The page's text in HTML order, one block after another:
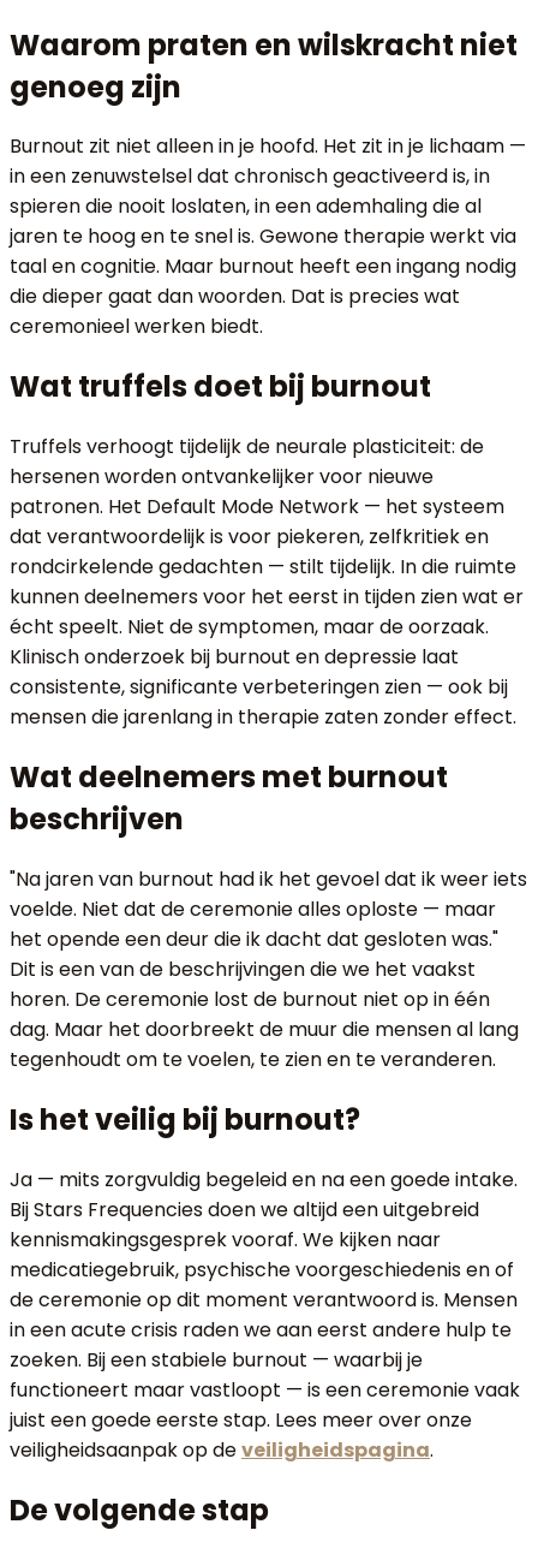
Waarom praten en wilskracht niet
genoeg zijn
Burnout zit niet alleen in je hoofd. Het zit in je lichaam —
in een zenuwstelsel dat chronisch geactiveerd is, in
spieren die nooit loslaten, in een ademhaling die al
jaren te hoog en te snel is. Gewone therapie werkt via
taal en cognitie. Maar burnout heeft een ingang nodig
die dieper gaat dan woorden. Dat is precies wat
ceremonieel werken biedt.
Wat truffels doet bij burnout
Truffels verhoogt tijdelijk de neurale plasticiteit: de
hersenen worden ontvankelijker voor nieuwe
patronen. Het Default Mode Network — het systeem
dat verantwoordelijk is voor piekeren, zelfkritiek en
rondcirkelende gedachten — stilt tijdelijk. In die ruimte
kunnen deelnemers voor het eerst in tijden zien wat er
écht speelt. Niet de symptomen, maar de oorzaak.
Klinisch onderzoek bij burnout en depressie laat
consistente, significante verbeteringen zien — ook bij
mensen die jarenlang in therapie zaten zonder effect.
Wat deelnemers met burnout
beschrijven
"Na jaren van burnout had ik het gevoel dat ik weer iets
voelde. Niet dat de ceremonie alles oploste — maar
het opende een deur die ik dacht dat gesloten was."
Dit is een van de beschrijvingen die we het vaakst
horen. De ceremonie lost de burnout niet op in één
dag. Maar het doorbreekt de muur die mensen al lang
tegenhoudt om te voelen, te zien en te veranderen.
Is het veilig bij burnout?
Ja — mits zorgvuldig begeleid en na een goede intake.
Bij Stars Frequencies doen we altijd een uitgebreid
kennismakingsgesprek vooraf. We kijken naar
medicatiegebruik, psychische voorgeschiedenis en of
de ceremonie op dit moment verantwoord is. Mensen
in een acute crisis raden we aan eerst andere hulp te
zoeken. Bij een stabiele burnout — waarbij je
functioneert maar vastloopt — is een ceremonie vaak
juist een goede eerste stap. Lees meer over onze
veiligheidsaanpak op deveiligheidspagina.
De volgende stap